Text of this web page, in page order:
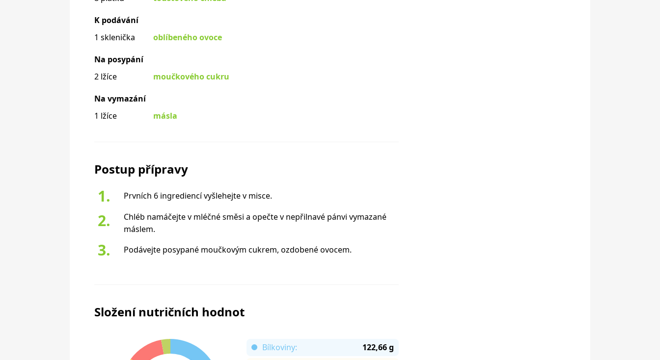
K podávání
1 sklenička
oblíbeného ovoce
Na posypání
2 lžíce
moučkového cukru
Na vymazání
1 lžíce
másla
Postup přípravy
Prvních 6 ingrediencí vyšlehejte v misce.
Chléb namáčejte v mléčné směsi a opečte v nepřilnavé pánvi vymazané
máslem.
Podávejte posypané moučkovým cukrem, ozdobené ovocem.
Složení nutričních hodnot
Bílkoviny:
122,66 g